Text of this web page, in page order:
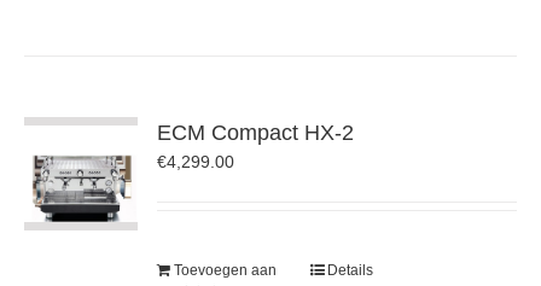
ECM Compact HX-2
€4,299.00
Toevoegen aan
Details